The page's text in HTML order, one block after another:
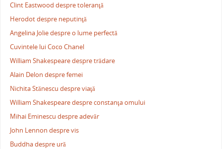
Clint Eastwood despre toleranţă
Herodot despre neputinţă
Angelina Jolie despre o lume perfectă
Cuvintele lui Coco Chanel
William Shakespeare despre trădare
Alain Delon despre femei
Nichita Stănescu despre viaţă
William Shakespeare despre constanţa omului
Mihai Eminescu despre adevăr
John Lennon despre vis
Buddha despre ură